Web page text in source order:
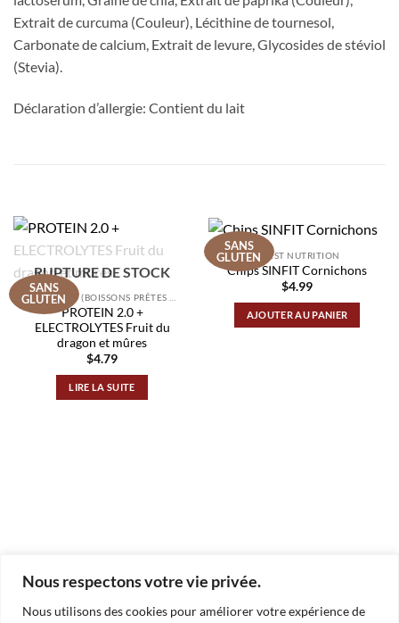
Nous respectons votre vie privée.
Nous utilisons des cookies pour améliorer votre expérience de
Extrait de curcuma (Couleur), Lécithine de tournesol,
Carbonate de calcium, Extrait de levure, Glycosides de stéviol
(Stevia).
Déclaration d’allergie: Contient du lait
RUPTURE DE STOCK
SANS
GLUTEN
PROTEIN 2.0 +
ELECTROLYTES Fruit du
dragon et mûres
$4.79
LIRE LA SUITE
SANS
GLUTENQUEST NUTRITION
Chips SINFIT Cornichons
$4.99
AJOUTER AU PANIER